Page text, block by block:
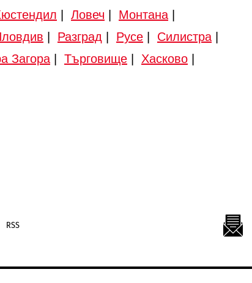
Ловеч Монтана
Разград Русе Силистра
Загора Търговище Хасково
RSS